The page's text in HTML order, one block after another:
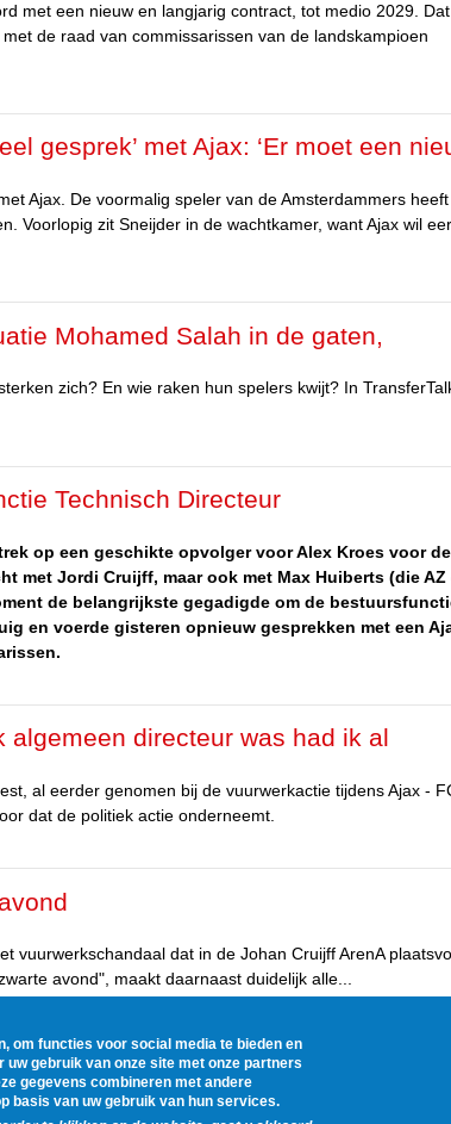
met een nieuw en langjarig contract, tot medio 2029.
de raad van commissarissen van de landskampioen
gesprek’ met Ajax: ‘Er moet een
Ajax. De voormalig speler van de Amsterdammers heeft
Voorlopig zit Sneijder in de wachtkamer, want Ajax wil
Mohamed Salah in de gaten,
zich? En wie raken hun spelers kwijt? In
Technisch Directeur
op een geschikte opvolger voor Alex Kroes voor de
met Jordi Cruijff, maar ook met Max Huiberts (die AZ
de belangrijkste gegadigde om de
en voerde gisteren opnieuw gesprekken met een
algemeen directeur was had ik al
al eerder genomen bij de vuurwerkactie tijdens Ajax -
dat de politiek actie onderneemt.
vuurwerkschandaal dat in de Johan Cruijff ArenA
avond", maakt daarnaast duidelijk alle...
5 6 7 8 9 … next › last »
om functies voor social media te bieden en
gebruik van onze site met onze partners
gegevens combineren met andere
basis van uw gebruik van hun services.